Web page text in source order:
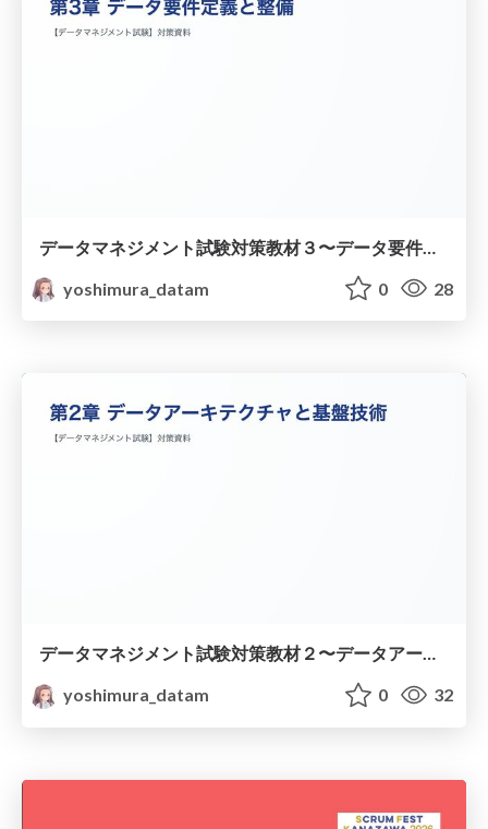
データマネジメント試験対策教材３〜データ要件定義と整備〜
yoshimura_datam
0 28
データマネジメント試験対策教材２〜データアーキテクチャと基盤技術〜
yoshimura_datam
0 32